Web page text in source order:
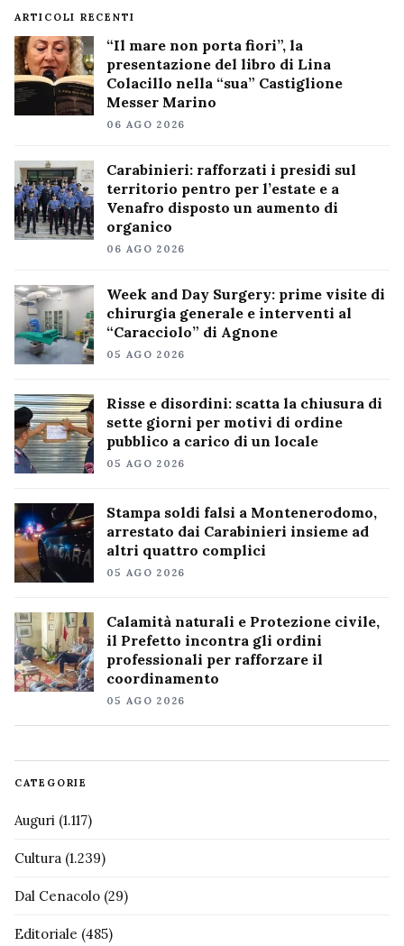
ARTICOLI RECENTI
“Il mare non porta fiori”, la
presentazione del libro di Lina
Colacillo nella “sua” Castiglione
Messer Marino
06 AGO 2026
Carabinieri: rafforzati i presidi sul
territorio pentro per l’estate e a
Venafro disposto un aumento di
organico
06 AGO 2026
Week and Day Surgery: prime visite di
chirurgia generale e interventi al
“Caracciolo” di Agnone
05 AGO 2026
Risse e disordini: scatta la chiusura di
sette giorni per motivi di ordine
pubblico a carico di un locale
05 AGO 2026
Stampa soldi falsi a Montenerodomo,
arrestato dai Carabinieri insieme ad
altri quattro complici
05 AGO 2026
Calamità naturali e Protezione civile,
il Prefetto incontra gli ordini
professionali per rafforzare il
coordinamento
05 AGO 2026
CATEGORIE
Auguri (1.117)
Cultura (1.239)
Dal Cenacolo (29)
Editoriale (485)